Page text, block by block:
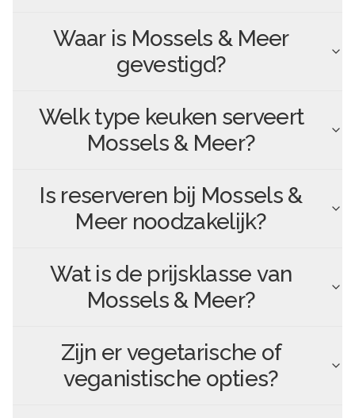
Waar is Mossels & Meer
gevestigd?
Welk type keuken serveert
Mossels & Meer?
Is reserveren bij Mossels &
Meernoodzakelijk?
Wat is de prijsklasse van
Mossels & Meer?
Zijn er vegetarische of
veganistische opties?